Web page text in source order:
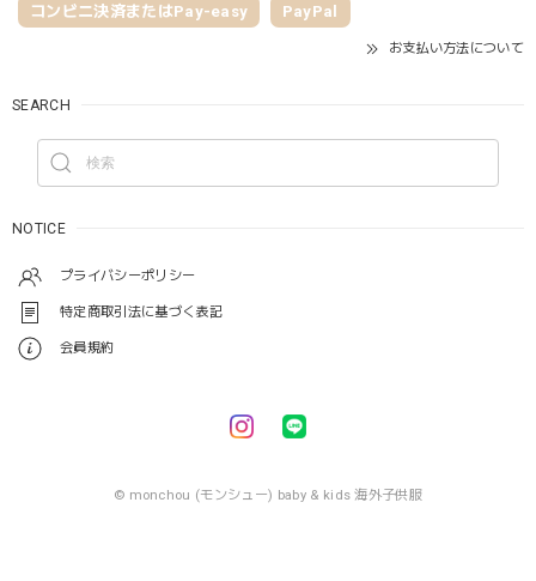
コンビニ決済またはPay-easy PayPal
お支払い方法について
SEARCH
NOTICE
プライバシーポリシー
特定商取引法に基づく表記
会員規約
© monchou (モンシュー) baby & kids 海外子供服